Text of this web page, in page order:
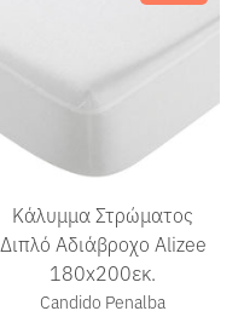
Κάλυμμα Στρώματος
Διπλό Αδιάβροχο Alizee
180x200εκ.
Candido Penalba